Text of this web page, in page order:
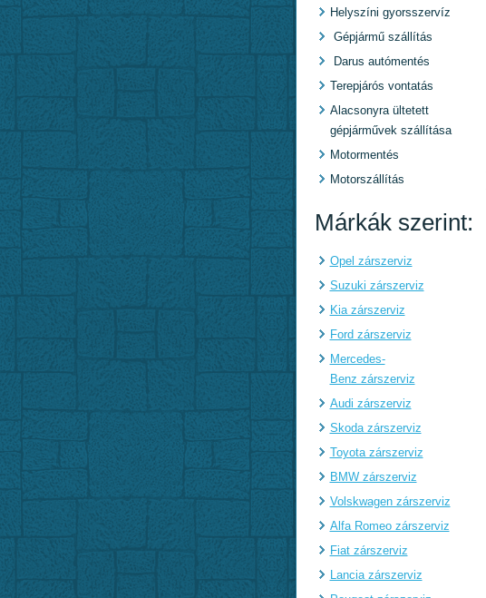
Helyszíni gyorsszervíz
Gépjármű szállítás
Darus autómentés
Terepjárós vontatás
Alacsonyra ültetett
gépjárművek szállítása
Motormentés
Motorszállítás
Márkák szerint:
Opel zárszerviz
Suzuki zárszerviz
Kia zárszerviz
Ford zárszerviz
Mercedes-
Benz zárszerviz
Audi zárszerviz
Skoda zárszerviz
Toyota zárszerviz
BMW zárszerviz
Volskwagen zárszerviz
Alfa Romeo zárszerviz
Fiat zárszerviz
Lancia zárszerviz